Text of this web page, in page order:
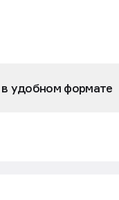
удобном формате